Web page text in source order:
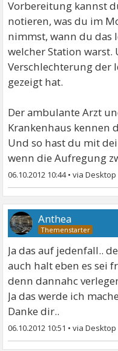
Vorbereitung kannst
notieren, was du im
nimmst, wann du das
welcher Station warst.
Verschlechterung der
gezeigt hat.
Der ambulante Arzt
Krankenhaus kennen
Und so hast du mit
wenn die Aufregung
06.10.2012 10:44•
Anthea
Ja das auf jedenfall..
auch halt eben es sei fr
denn dannahc
Ja das werde ich
Danke dir..
06.10.2012 10:51 •